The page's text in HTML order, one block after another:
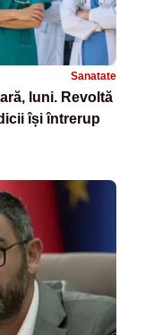
Sanatate
luni. Revoltă
își întrerup